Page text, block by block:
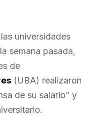
universidades
semana pasada,
de
(UBA) realizaron
de su salario” y